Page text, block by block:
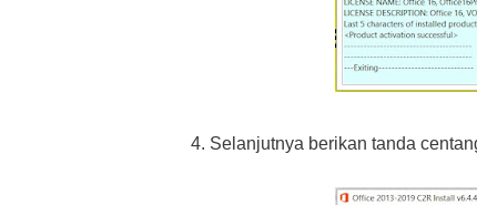
4. Selanjutnya berikan tanda